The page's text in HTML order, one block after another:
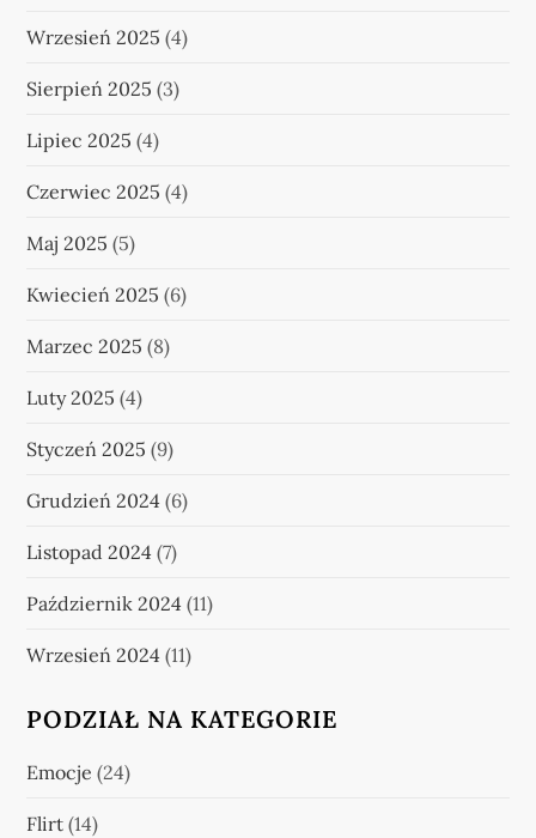
Wrzesień 2025 (4)
Sierpień 2025 (3)
Lipiec 2025 (4)
Czerwiec 2025 (4)
Maj 2025 (5)
Kwiecień 2025 (6)
Marzec 2025 (8)
Luty 2025 (4)
Styczeń 2025 (9)
Grudzień 2024 (6)
Listopad 2024 (7)
Październik 2024 (11)
Wrzesień 2024 (11)
PODZIAŁ NA KATEGORIE
Emocje (24)
Flirt (14)